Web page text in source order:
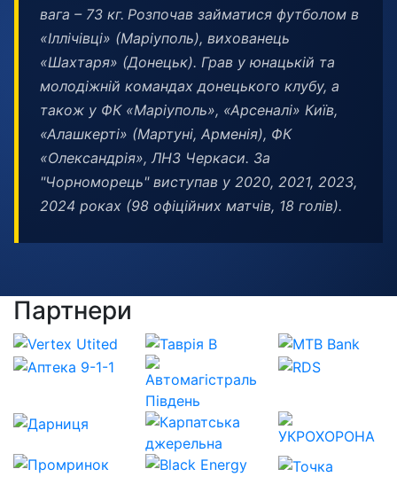
вага – 73 кг. Розпочав займатися футболом в
«Іллічівці» (Маріуполь), вихованець
«Шахтаря» (Донецьк). Грав у юнацькій та
молодіжній командах донецького клубу, а
також у ФК «Маріуполь», «Арсеналі» Київ,
«Алашкерті» (Мартуні, Арменія), ФК
«Олександрія», ЛНЗ Черкаси. За
"Чорноморець" виступав у 2020, 2021, 2023,
2024 роках (98 офіційних матчів, 18 голів).
Партнери